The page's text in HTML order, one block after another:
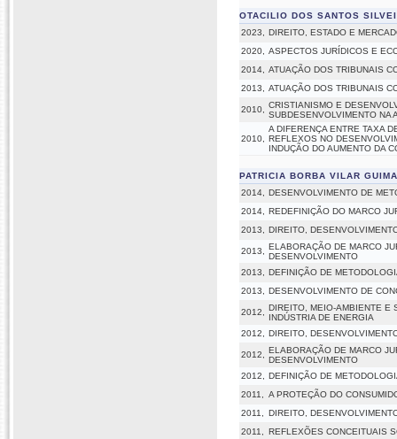
OTACILIO DOS SANTOS
2023,
DIREITO, ESTADO E
2020,
ASPECTOS JURÍDICOS E
2014,
ATUAÇÃO DOS TRIBUNAIS
2013,
ATUAÇÃO DOS TRIBUNAIS
2010,
CRISTIANISMO E
SUBDESENVOLVIMENTO NA
2010,
A DIFERENÇA ENTRE TAXA
REFLEXOS NO
INDUÇÃO DO AUMENTO DA
PATRICIA BORBA VILAR
2014,
DESENVOLVIMENTO DE
2014,
REDEFINIÇÃO DO MARCO
2013,
DIREITO,
2013,
ELABORAÇÃO DE MARCO
DESENVOLVIMENTO
2013,
DEFINIÇÃO DE
2013,
DESENVOLVIMENTO DE
2012,
DIREITO, MEIO-AMBIENTE E
INDÚSTRIA DE ENERGIA
2012,
DIREITO,
2012,
ELABORAÇÃO DE MARCO
DESENVOLVIMENTO
2012,
DEFINIÇÃO DE
2011,
A PROTEÇÃO DO
2011,
DIREITO,
2011,
REFLEXÕES CONCEITUAIS